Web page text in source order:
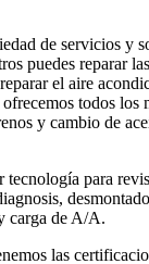
de servicios y
puedes reparar
el aire
todos los
y cambio de
tecnología para
carga de A/A.
las